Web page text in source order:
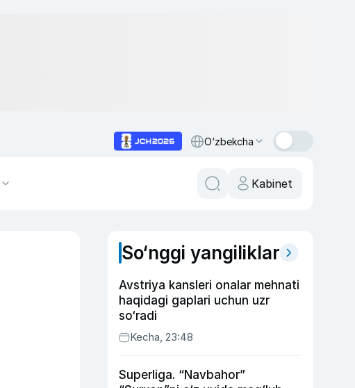
O‘zbekcha
Kabinet
So‘nggi yangiliklar
Avstriya kansleri onalar mehnati
haqidagi gaplari uchun uzr
so‘radi
Kecha, 23:48
Superliga. “Navbahor”